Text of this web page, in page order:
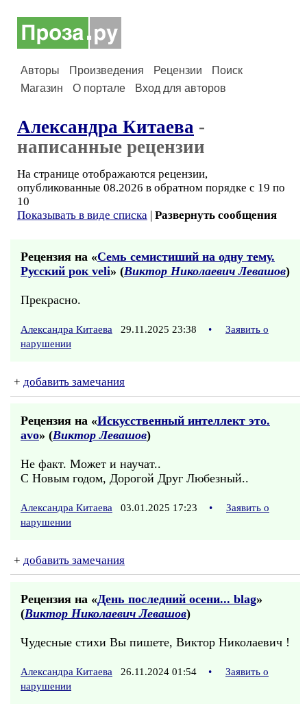
Авторы Произведения Рецензии
Поиск
Магазин
О портале Вход для авторов
Александра Китаева -
написанные рецензии
На странице отображаются рецензии,
опубликованные 08.2026 в обратном порядке с 19 по
10
Показывать в виде списка | Развернуть сообщения
Рецензия на «Семь семистиший на одну тему.
Русский рок veli» (Виктор Николаевич Левашов)
Прекрасно.
Александра Китаева 29.11.2025 23:38 •
Заявить о
нарушении
+ добавить замечания
Рецензия на «Искусственный интеллект это.
avo» (Виктор Левашов)
Не факт. Может и научат..
С Новым годом, Дорогой Друг Любезный..
Александра Китаева 03.01.2025 17:23 •
Заявить о
нарушении
+ добавить замечания
Рецензия на «День последний осени... blag»
(Виктор Николаевич Левашов)
Чудесные стихи Вы пишете, Виктор Николаевич !
Александра Китаева 26.11.2024 01:54 •
Заявить о
нарушении